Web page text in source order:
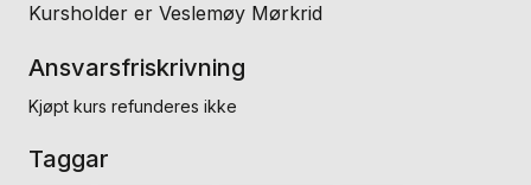
Kursholder er Veslemøy Mørkrid
Ansvarsfriskrivning
Kjøpt kurs refunderes ikke
Taggar